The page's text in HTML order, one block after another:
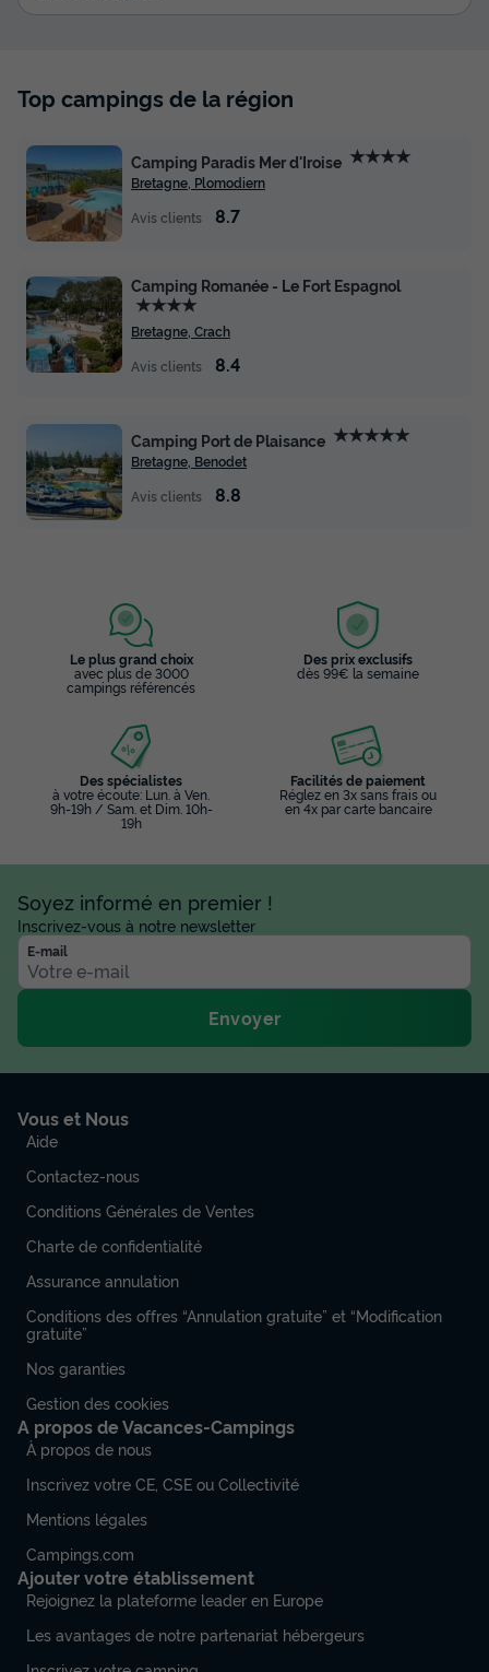
Top campings de la région
Camping Paradis Mer d'Iroise ★★★★
Bretagne, Plomodiern
Avis clients
8.7
Camping Romanée - Le Fort Espagnol
★★★★
Bretagne, Crach
Avis clients
8.4
Camping Port de Plaisance ★★★★★
Bretagne, Benodet
Avis clients
8.8
Le plus grand choix
avec plus de 3000
campings référencés
Des prix exclusifs
dès 99€ la semaine
Des spécialistes
à votre écoute: Lun. à Ven.
9h-19h / Sam. et Dim. 10h-
19h
Facilités de paiement
Réglez en 3x sans frais ou
en 4x par carte bancaire
Soyez informé en premier !
Inscrivez-vous à notre newsletter
E-mail
Envoyer
Vous et Nous
Aide
Contactez-nous
Conditions Générales de Ventes
Charte de confidentialité
Assurance annulation
Conditions des offres “Annulation gratuite” et “Modification
gratuite”
Nos garanties
Gestion des cookies
A propos de Vacances-Campings
À propos de nous
Inscrivez votre CE, CSE ou Collectivité
Mentions légales
Campings.com
Ajouter votre établissement
Rejoignez la plateforme leader en Europe
Les avantages de notre partenariat hébergeurs